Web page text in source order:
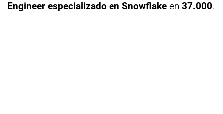
Engineer especializado en Snowflake en 37.000.